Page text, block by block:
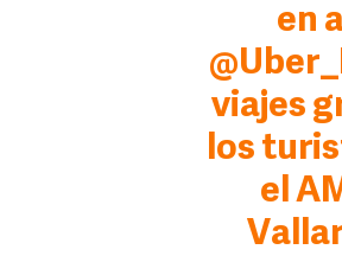
en
viajes
los
el